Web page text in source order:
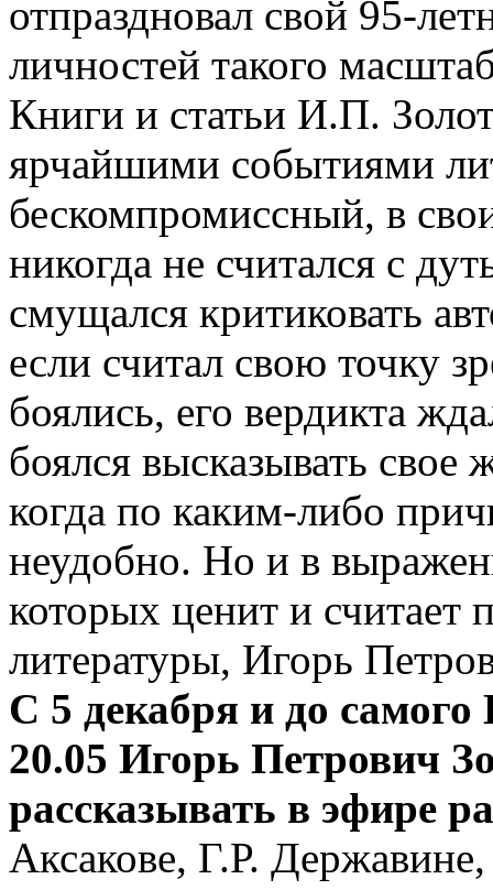
отпраздновал свой 95-
личностей такого
Книги и статьи И.П.
ярчайшими событиями
бескомпромиссный, в
никогда не считался с
смущался критиковать
если считал свою точку
боялись, его вердикта
боялся высказывать свое
когда по каким-либо
неудобно. Но и в
которых ценит и считает
литературы, Игорь
С 5 декабря и до самого
20.05 Игорь Петрович
рассказывать в эфире
Аксакове, Г.Р.